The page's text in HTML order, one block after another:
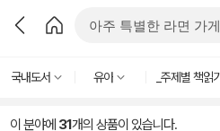
국내도서 유아 _주제별 책읽기
이 분야에 31개의 상품이 있습니다.